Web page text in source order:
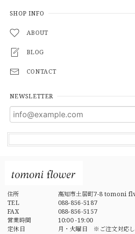
SHOP INFO
ABOUT
BLOG
CONTACT
NEWSLETTER
住所
高知市土居町7-8 tomoni
TEL
088-856-5187
FAX
088-856-5157
営業時間
10:00 -19:00
定休日
月・火曜日 ※ご注文対応し